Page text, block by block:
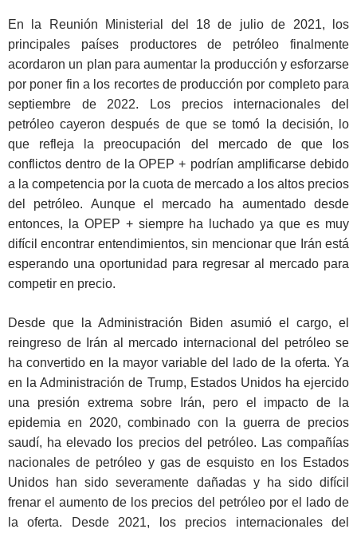
En la Reunión Ministerial del 18 de julio de 2021, los
principales países productores de petróleo finalmente
acordaron un plan para aumentar la producción y esforzarse
por poner fin a los recortes de producción por completo para
septiembre de 2022. Los precios internacionales del
petróleo cayeron después de que se tomó la decisión, lo
que refleja la preocupación del mercado de que los
conflictos dentro de la OPEP + podrían amplificarse debido
a la competencia por la cuota de mercado a los altos precios
del petróleo. Aunque el mercado ha aumentado desde
entonces, la OPEP + siempre ha luchado ya que es muy
difícil encontrar entendimientos, sin mencionar que Irán está
esperando una oportunidad para regresar al mercado para
competir en precio.
Desde que la Administración Biden asumió el cargo, el
reingreso de Irán al mercado internacional del petróleo se
ha convertido en la mayor variable del lado de la oferta. Ya
en la Administración de Trump, Estados Unidos ha ejercido
una presión extrema sobre Irán, pero el impacto de la
epidemia en 2020, combinado con la guerra de precios
saudí, ha elevado los precios del petróleo. Las compañías
nacionales de petróleo y gas de esquisto en los Estados
Unidos han sido severamente dañadas y ha sido difícil
frenar el aumento de los precios del petróleo por el lado de
la oferta. Desde 2021, los precios internacionales del